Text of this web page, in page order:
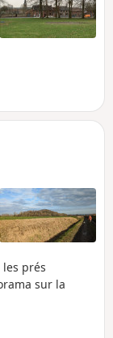
prés
sur la